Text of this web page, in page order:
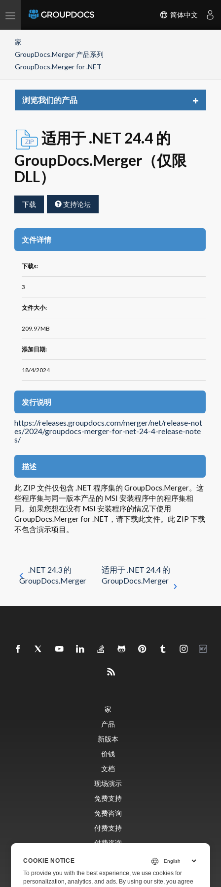
Toggle
简体中文
家
GroupDocs.Merger 产品系列
GroupDocs.Merger for .NET
浏览我们的产品
Toggle
适用于 .NET 24.4 的
GroupDocs.Merger（仅限
DLL）
下载 支持论坛
文件详情
下载s:
3
文件大小:
209.97MB
添加日期:
18/4/2024
发行说明
https://releases.groupdocs.com/merger/net/release-not
es/2024/groupdocs-merger-for-net-24-4-release-note
s/
描述
此 ZIP 文件仅包含 .NET 程序集的 GroupDocs.Merger。这
些程序集与同一版本产品的 MSI 安装程序中的程序集相
同。如果您想在没有 MSI 安装程序的情况下使用
GroupDocs.Merger for .NET，请下载此文件。此 ZIP 下载
不包含演示项目。
.NET 24.3 的
GroupDocs.Merger
适用于 .NET 24.4 的
GroupDocs.Merger
家
产品
新版本
价钱
文档
现场演示
免费支持
免费咨询
付费支持
付费咨询
网站
COOKIE NOTICE
To provide you with the best experience, we use cookies for
personalization, analytics, and ads. By using our site, you agree